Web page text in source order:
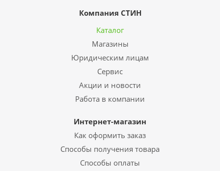
Компания СТИН
Каталог
Магазины
Юридическим лицам
Сервис
Акции и новости
Работа в компании
Интернет-магазин
Как оформить заказ
Способы получения товара
Способы оплаты